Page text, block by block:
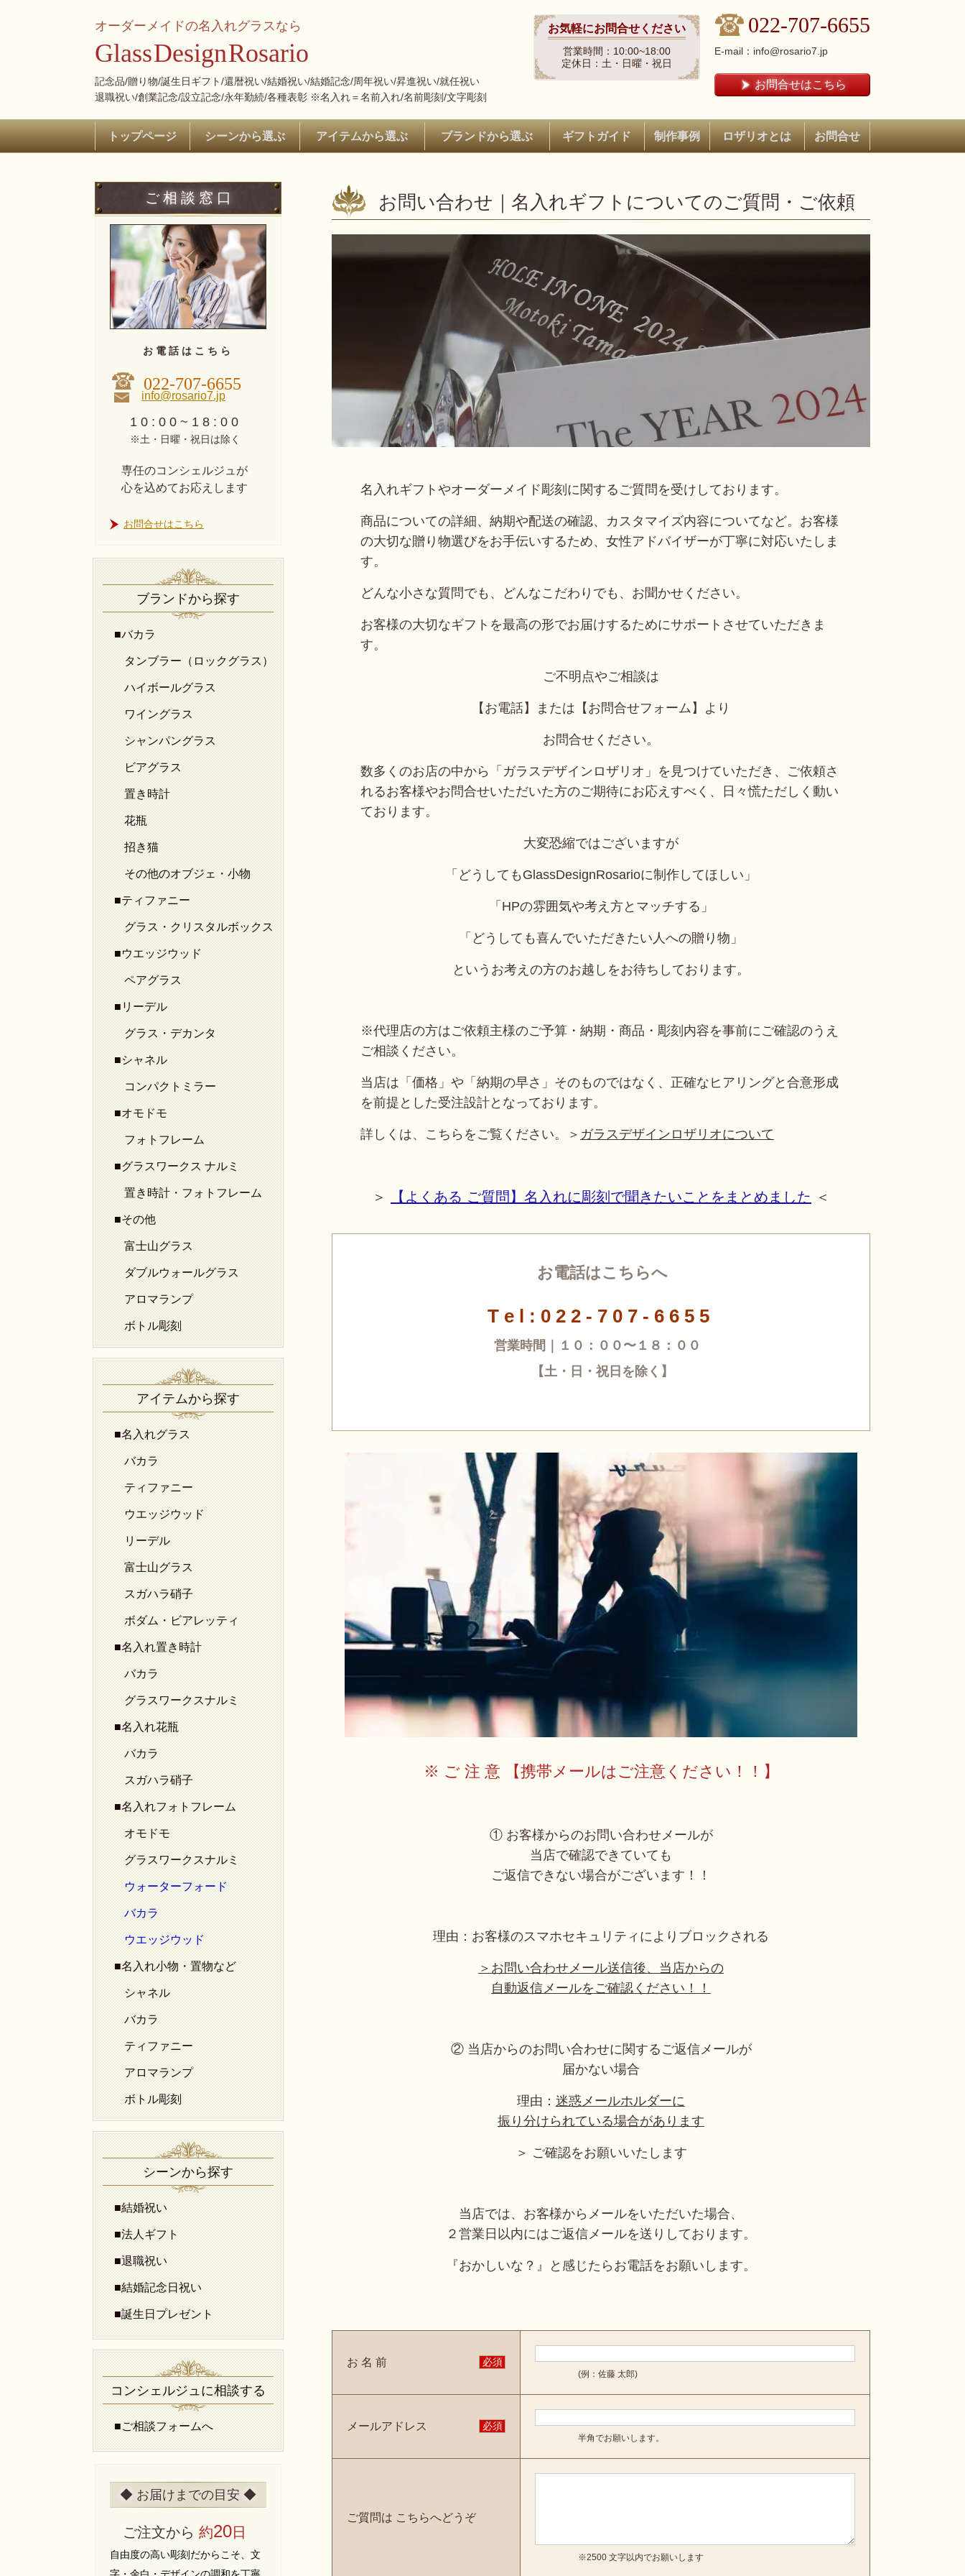
オーダーメイドの名入れグラスなら
GlassDesignRosario
記念品/贈り物/誕生日ギフト/還暦祝い/結婚祝い/結婚記念/周年祝い/昇進祝い/就任祝い
退職祝い/創業記念/設立記念/永年勤続/各種表彰 ※名入れ＝名前入れ/名前彫刻/文字彫刻
お気軽にお問合せください
営業時間：10:00~18:00
定休日：土・日曜・祝日
022-707-6655
E-mail：info@rosario7.jp
お問合せはこちら
トップページ シーンから選ぶ アイテムから選ぶ ブランドから選ぶ ギフトガイド 制作事例 ロザリオとは お問合せ
お問い合わせ｜名入れギフトについてのご質問・ご依頼
名入れギフトやオーダーメイド彫刻に関するご質問を受けしております。
商品についての詳細、納期や配送の確認、カスタマイズ内容についてなど。お客様
の大切な贈り物選びをお手伝いするため、女性アドバイザーが丁寧に対応いたしま
す。
どんな小さな質問でも、どんなこだわりでも、お聞かせください。
お客様の大切なギフトを最高の形でお届けするためにサポートさせていただきま
す。
ご不明点やご相談は
【お電話】または【お問合せフォーム】より
お問合せください。
数多くのお店の中から「ガラスデザインロザリオ」を見つけていただき、ご依頼さ
れるお客様やお問合せいただいた方のご期待にお応えすべく、日々慌ただしく動い
ております。
大変恐縮ではございますが
「どうしてもGlassDesignRosarioに制作してほしい」
「HPの雰囲気や考え方とマッチする」
「どうしても喜んでいただきたい人への贈り物」
というお考えの方のお越しをお待ちしております。
※代理店の方はご依頼主様のご予算・納期・商品・彫刻内容を事前にご確認のうえ
ご相談ください。
当店は「価格」や「納期の早さ」そのものではなく、正確なヒアリングと合意形成
を前提とした受注設計となっております。
詳しくは、こちらをご覧ください。＞ ガラスデザインロザリオについて
＞ 【よくある ご質問】名入れに彫刻で聞きたいことをまとめました ＜
お電話はこちらへ
T e l : 0 2 2 - 7 0 7 - 6 6 5 5
営業時間｜１０：００〜１８：００
【土・日・祝日を除く】
※ ご 注 意 【携帯メールはご注意ください！！】
① お客様からのお問い合わせメールが
当店で確認できていても
ご返信できない場合がございます！！
理由：お客様のスマホセキュリティによりブロックされる
＞お問い合わせメール送信後、当店からの
自動返信メールをご確認ください！！
② 当店からのお問い合わせに関するご返信メールが
届かない場合
理由： 迷惑メールホルダーに
振り分けられている場合があります
＞ ご確認をお願いいたします
当店では、お客様からメールをいただいた場合、
２営業日以内にはご返信メールを送りしております。
『おかしいな？』と感じたらお電話をお願いします。
お 名 前 必須
(例：佐藤 太郎)
メールアドレス 必須
半角でお願いします。
ご質問は こちらへどうぞ
※2500 文字以内でお願いします
ご 相 談 窓 口
お 電 話 は こ ち ら
022-707-6655
info@rosario7.jp
1 0 : 0 0 ~ 1 8 : 0 0
※土・日曜・祝日は除く
専任のコンシェルジュが
心を込めてお応えします
お問合せはこちら
ブランドから探す
■バカラ
タンブラー（ロックグラス）
ハイボールグラス
ワイングラス
シャンパングラス
ビアグラス
置き時計
花瓶
招き猫
その他のオブジェ・小物
■ティファニー
グラス・クリスタルボックス
■ウエッジウッド
ペアグラス
■リーデル
グラス・デカンタ
■シャネル
コンパクトミラー
■オモドモ
フォトフレーム
■グラスワークス ナルミ
置き時計・フォトフレーム
■その他
富士山グラス
ダブルウォールグラス
アロマランプ
ボトル彫刻
アイテムから探す
■名入れグラス
バカラ
ティファニー
ウエッジウッド
リーデル
富士山グラス
スガハラ硝子
ボダム・ビアレッティ
■名入れ置き時計
バカラ
グラスワークスナルミ
■名入れ花瓶
バカラ
スガハラ硝子
■名入れフォトフレーム
オモドモ
グラスワークスナルミ
ウォーターフォード
バカラ
ウエッジウッド
■名入れ小物・置物など
シャネル
バカラ
ティファニー
アロマランプ
ボトル彫刻
シーンから探す
■結婚祝い
■法人ギフト
■退職祝い
■結婚記念日祝い
■誕生日プレゼント
コンシェルジュに相談する
■ご相談フォームへ
◆ お届けまでの目安 ◆
ご注文から 約20日
自由度の高い彫刻だからこそ、文